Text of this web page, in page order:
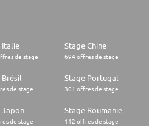
Italie
de stage
Stage Chine
694 offres de stage
Brésil
de stage
Stage Portugal
301 offres de stage
Japon
de stage
Stage Roumanie
112 offres de stage